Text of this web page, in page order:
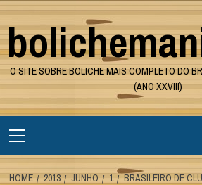
Skip
to
content
O SITE SOBRE BOLICHE MAIS COMPLETO DO
(ANO XXVIII)
Menu
HOME 2013 JUNHO 1 BRASILEIRO DE